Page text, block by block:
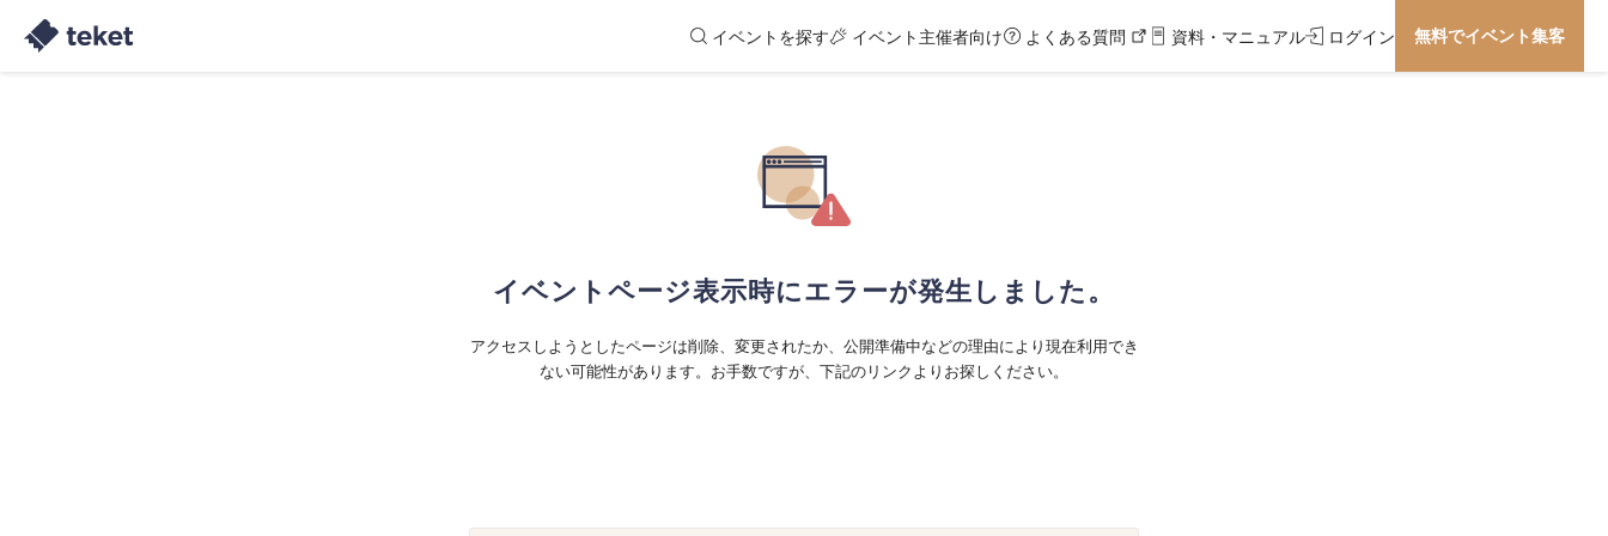
イベントを探す イベント主催者向け よくある質問 資料・マニュアル ログイン 無料でイベント集客
イベントページ表示時にエラーが発生しました。
アクセスしようとしたページは削除、変更されたか、公開準備中などの理由により現在利用でき
ない可能性があります。お手数ですが、下記のリンクよりお探しください。